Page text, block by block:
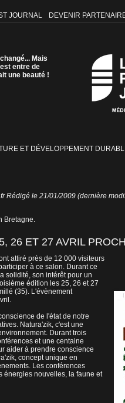
JOURNAL DEVENIR
Mais
entre de
une beauté !
ET DÉVELOPPEMENT
Rédigé le 21/01/2009 (dernière
Bretagne.
26 ET 27 AVRIL
attiré près de 12 000 visiteurs
à ce salon. Durant ce
solidité, son intérêt pour un
édition les 25, 26 et 27
(35). L'évènement
de l'état de notre
Natura'zik, c'est une
Durant trois
et une centaine
aider à prendre conscience
concept unique en
Les conférences
énergies nouvelles, la faune et